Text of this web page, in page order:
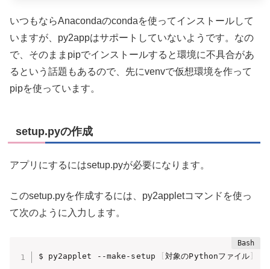
いつもならAnacondaのcondaを使ってインストールして
いますが、py2appはサポートしていないようです。なの
で、そのままpipでインストールすると環境に不具合があ
るという話題もあるので、先にvenvで仮想環境を作って
pipを使っています。
setup.pyの作成
アプリにするにはsetup.pyが必要になります。
このsetup.pyを作成するには、py2appletコマンドを使っ
て次のように入力します。
$ py2applet --make-setup [対象のPythonファイル